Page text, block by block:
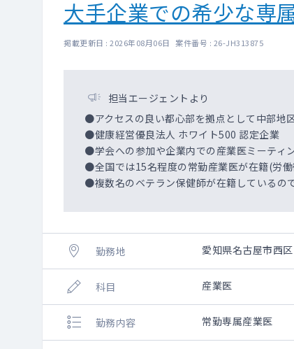
大手企業での希少な専
掲載更新日 : 2026年08月06日 案件番号 : 26-JH313875
担当エージェントより
●アクセスの良い都心部を拠点として中部地
●健康経営優良法人 ホワイト500 認定企業
●学会への参加や企業内での産業医ミーティ
●全国では15名程度の常勤産業医が在籍(労
●複数名のベテラン保健師が在籍しているの
勤務地 愛知県名古屋市西区
科目 産業医
勤務内容 常勤専属産業医